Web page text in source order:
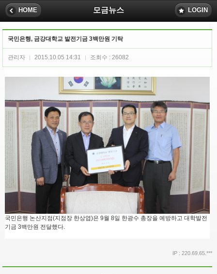
HOME 모금뉴스 LOGIN
국민은행, 금강대학교 발전기금 3백만원 기탁
관리자 2015.10.05 14:31 조회수 : 26082
국민은행 논산지점(지점장 한상엽)은 9월 8일 한광수 총장을 예방하고 대학발전
기금 3백만원 전달했다.
IP : 220.69.65.***